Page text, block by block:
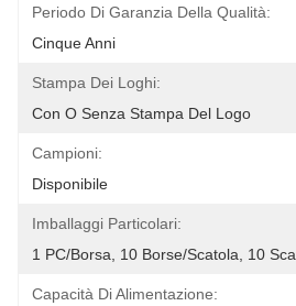
Periodo Di Garanzia Della Qualità:
Cinque Anni
Stampa Dei Loghi:
Con O Senza Stampa Del Logo
Campioni:
Disponibile
Imballaggi Particolari:
1 PC/borsa, 10 Borse/scatola, 10
Capacità Di Alimentazione: